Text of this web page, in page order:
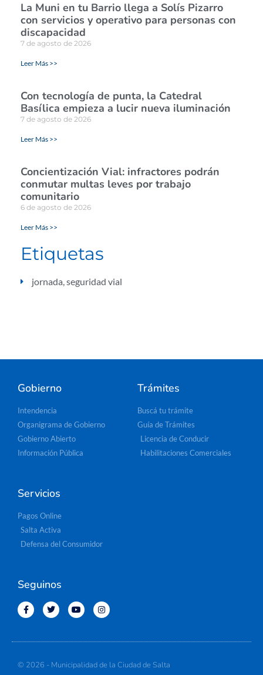
La Muni en tu Barrio llega a Solís Pizarro
con servicios y operativo para personas con
discapacidad
7 de agosto de 2026
Leer Más >>
Con tecnología de punta, la Catedral
Basílica empieza a lucir nueva iluminación
7 de agosto de 2026
Leer Más >>
Concientización Vial: infractores podrán
conmutar multas leves por trabajo
comunitario
6 de agosto de 2026
Leer Más >>
Etiquetas
jornada,seguridad vial
Gobierno
Intendencia
Organigrama de Gobierno
Gobierno Abierto
Información Pública
Trámites
Buscá tu trámite
Guía de Trámites
Licencia de Conducir
Habilitaciones Comerciales
Servicios
Pagos Online
Salta Activa
Defensa del Consumidor
Seguinos
© 2026 - Municipalidad de la Ciudad de Salta